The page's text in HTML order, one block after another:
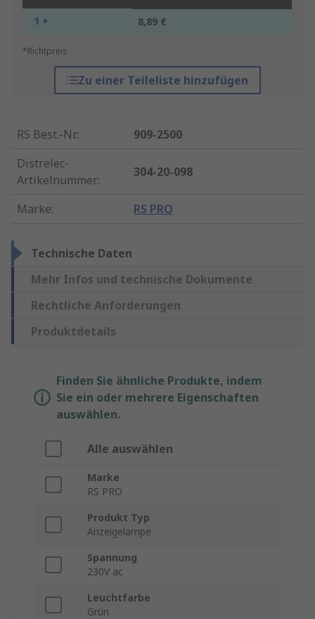
1 + 8,89 €
*Richtpreis
Zu einer Teileliste hinzufügen
RS Best.-Nr.:
909-2500
Distrelec-
Artikelnummer:
304-20-098
Marke: RS PRO
Technische Daten
Mehr Infos und technische Dokumente
Rechtliche Anforderungen
Produktdetails
Finden Sie ähnliche Produkte, indem
Sie ein oder mehrere Eigenschaften
auswählen.
Alle auswählen
Marke
RS PRO
Produkt Typ
Anzeigelampe
Spannung
230V ac
Leuchtfarbe
Grün